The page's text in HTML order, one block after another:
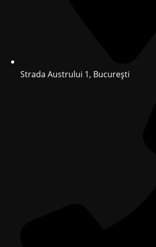
Strada Austrului 1, București